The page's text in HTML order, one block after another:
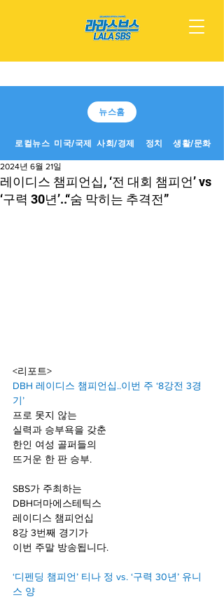
뉴스홈
로컬뉴스 미국/국제 사회/경제 정치 생활/문화
레이디스 챔피언십, ‘전 대회 챔피언’ vs
‘구력 30년’..“숨 막히는 추격전”
2024년 6월 21일
<리포트>
DBH 레이디스 챔피언십..이번 주 ‘8강전 3경
기’
프로 못지 않는
실력과 승부욕을 갖춘
한인 여성 골퍼들의
뜨거운 한 판 승부.
SBS가 주최하는
DBH더마에스테틱스
레이디스 챔피언십
8강 3번째 경기가
이번 주말 방송됩니다.
‘디펜딩 챔피언’ 티나 정 vs. ‘구력 30년’ 유니
스 양